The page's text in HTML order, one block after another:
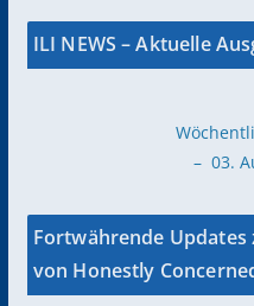
ILI NEWS – Aktuelle
– 03.
Fortwährende
von Honestly